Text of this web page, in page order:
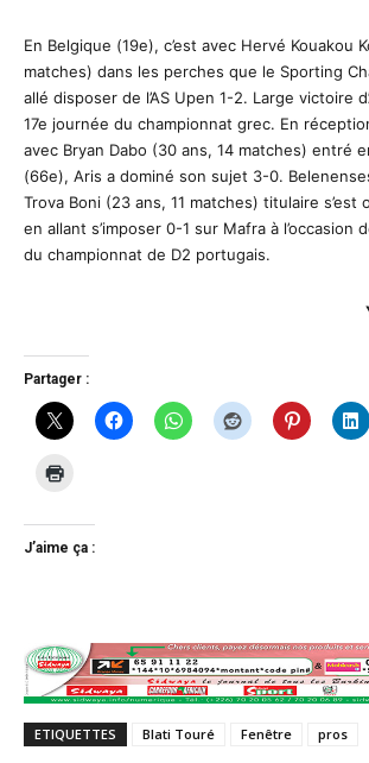
En Belgique (19e), c’est avec Hervé Kouakou
matches) dans les perches que le Sporting
allé disposer de l’AS Upen 1-2. Large victoire
17e journée du championnat grec. En
avec Bryan Dabo (30 ans, 14 matches) entré
(66e), Aris a dominé son sujet 3-0.
Trova Boni (23 ans, 11 matches) titulaire s’est
en allant s’imposer 0-1 sur Mafra à l’occasion
du championnat de D2 portugais.
Partager :
J’aime ça :
ETIQUETTES Blati Touré Fenêtre pros